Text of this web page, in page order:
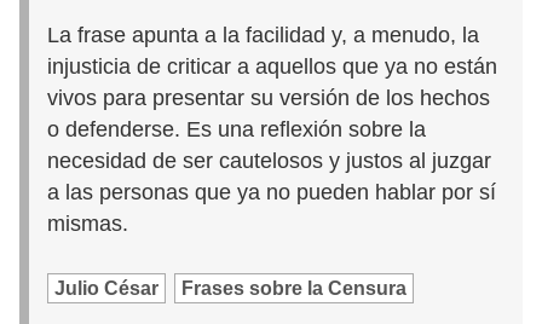
La frase apunta a la facilidad y, a menudo, la
injusticia de criticar a aquellos que ya no están
vivos para presentar su versión de los hechos
o defenderse. Es una reflexión sobre la
necesidad de ser cautelosos y justos al juzgar
a las personas que ya no pueden hablar por sí
mismas.
Julio César Frases sobre la Censura